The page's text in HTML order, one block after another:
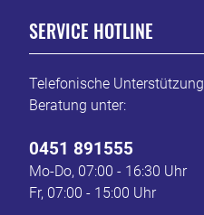
SERVICE HOTLINE
Telefonische
Beratung unter:
0451 891555
Mo-Do, 07:00 - 16:30 Uhr
Fr, 07:00 - 15:00 Uhr